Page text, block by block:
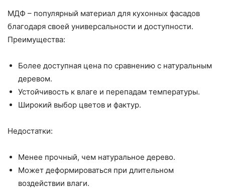
МДФ – популярный материал для кухонных фасадов
благодаря своей универсальности и доступности.
Преимущества:
Более доступная цена по сравнению с натуральным
деревом.
Устойчивость к влаге и перепадам температуры.
Широкий выбор цветов и фактур.
Недостатки:
Менее прочный, чем натуральное дерево.
Может деформироваться при длительном
воздействии влаги.